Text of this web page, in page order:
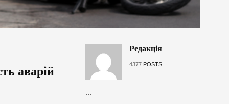
аварій
Редакція
4377 POSTS
...